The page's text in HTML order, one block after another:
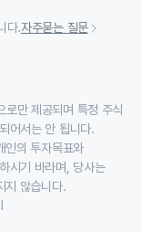
다.자주묻는 질문
로만 제공되며 특정 주식
어서는 안 됩니다.
인의 투자목표와
시기 바라며, 당사는
지 않습니다.